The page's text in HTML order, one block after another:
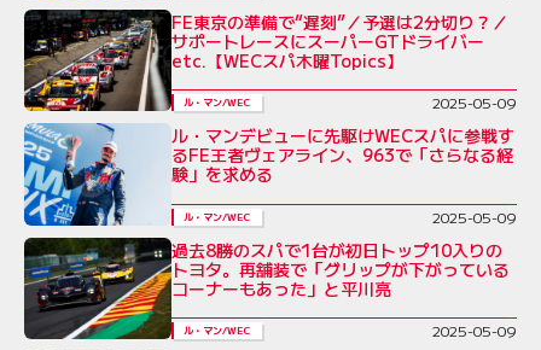
FE東京の準備で“遅刻”／予選は2分切り？／
サポートレースにスーパーGTドライバー
etc.【WECスパ木曜Topics】
ル・マン/WEC 2025-05-09
ル・マンデビューに先駆けWECスパに参戦す
るFE王者ヴェアライン、963で「さらなる経
験」を求める
ル・マン/WEC 2025-05-09
過去8勝のスパで1台が初日トップ10入りの
トヨタ。再舗装で「グリップが下がっている
コーナーもあった」と平川亮
ル・マン/WEC 2025-05-09